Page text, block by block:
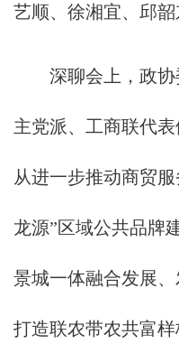
艺顺、徐湘宜、邱韶
深聊会上，政协
主党派、工商联代
从进一步推动商贸
龙源”区域公共品牌
景城一体融合发展
打造联农带农共富样